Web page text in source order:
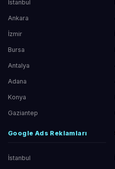
İstanbul
Ankara
İzmir
Bursa
Antalya
Adana
Konya
Gaziantep
Google Ads Reklamları
İstanbul